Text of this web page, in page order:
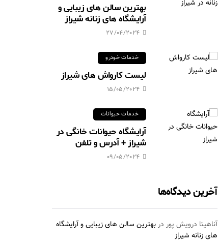
بهترین سالن های زیبایی و
آرایشگاه های زنانه شیراز
27/04/2024
خدمات خودرو
لیست کارواش های شیراز
15/05/2024
خدمات حیوانات
آرایشگاه حیوانات خانگی در
شیراز + آدرس و تلفن
09/05/2024
آخرین دیدگاه‌ها
آناهیتا درویش پور دربهترین سالن های زیبایی و آرایشگاه
های زنانه شیراز